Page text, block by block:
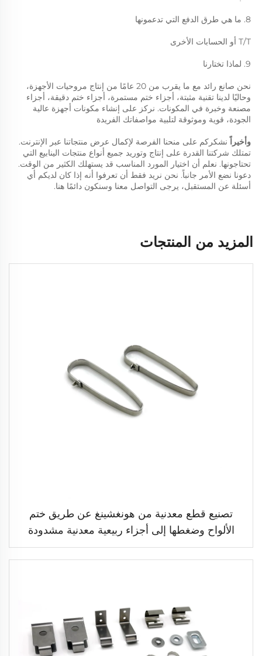
8. ما هي طرق الدفع التي تدعمونها
T/T أو الحسابات الأخرى
9. لماذا تختارنا
الجودة، قوية وموثوقة لتلبية مواصفاتك الفريدة
وأخيراً
أسئلة عن المستقبل، يرجى التواصل معنا وسنكون دائمًا هنا.
المزيد من المنتجات
تصنيع قطع معدنية من هونغشينغ عن طريق ختم
الألواح وضغطها إلى أجزاء ربيعية معدنية مشدودة